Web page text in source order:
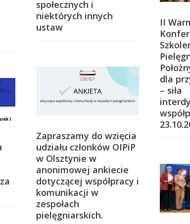
społecznych i
niektórych innych
ustaw
II
dla
– siła
Zapraszamy do wzięcia
udziału członków OIPiP
w Olsztynie w
anonimowej ankiecie
dotyczącej współpracy i
komunikacji w
zespołach
pielęgniarskich.